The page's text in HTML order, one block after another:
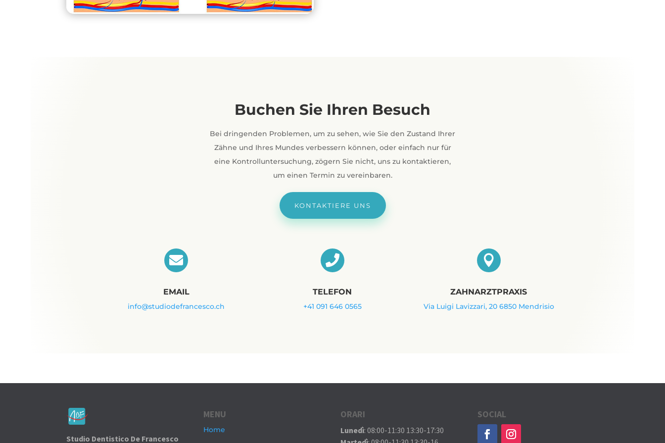
Buchen Sie Ihren Besuch
Bei dringenden Problemen, um zu sehen, wie Sie den Zustand Ihrer
Zähne und Ihres Mundes verbessern können, oder einfach nur für
eine Kontrolluntersuchung, zögern Sie nicht, uns zu kontaktieren,
um einen Termin zu vereinbaren.
KONTAKTIERE UNS

EMAIL
info@studiodefrancesco.ch

TELEFON
+41 091 646 0565

ZAHNARZTPRAXIS
Via Luigi Lavizzari, 20 6850 Mendrisio
Studio Dentistico De Francesco
MENU
Home
ORARI
Lunedì: 08:00-11:30 13:30-17:30
SOCIAL